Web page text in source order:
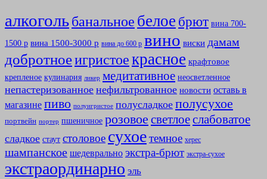
алкогольбанальное белое брют вина 700-
1500 р вина 1500-3000 р вина до 600 р вино виски дамам
добротноеигристоекрасное крафтовое
крепленое кулинария ликер медитативное неосветленное
непастеризованное нефильтрованное новости оставь в
магазине пиво полуигристое полусладкое полусухое
портвейн портер пшеничное розовое светлоеслабоватое
сладкое стаут столовое сухоетемное херес
шампанское шедеврально экстра-брют экстра-сухое
экстраординарно эль